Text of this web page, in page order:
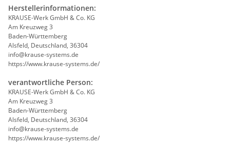
Herstellerinformationen:
KRAUSE-Werk GmbH & Co. KG
Am Kreuzweg 3
Baden-Württemberg
Alsfeld, Deutschland, 36304
info@krause-systems.de
https://www.krause-systems.de/
verantwortliche Person:
KRAUSE-Werk GmbH & Co. KG
Am Kreuzweg 3
Baden-Württemberg
Alsfeld, Deutschland, 36304
info@krause-systems.de
https://www.krause-systems.de/